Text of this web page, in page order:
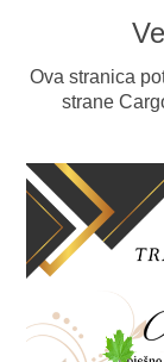
Ova stranica
strane